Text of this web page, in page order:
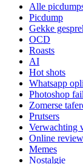
Alle
Picdump
Gekke
OCD
Roasts
AI
Hot shots
Whatsapp
Photoshop
Zomerse
Prutsers
Verwachting
Online
Memes
Nostalgie